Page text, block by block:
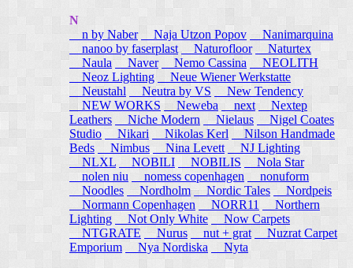
N
n by Naber
Naja Utzon Popov
Nanimarquina
nanoo by faserplast
Naturofloor
Naturtex
Naula
Naver Nemo Cassina
NEOLITH
Neoz Lighting
Neue Wiener Werkstatte
Neustahl
Neutra by VS
New Tendency
NEW WORKS
Neweba next
Nextep
Leathers
Niche Modern Nielaus
Nigel Coates
Studio
Nikari Nikolas Kerl
Nilson Handmade
Beds
Nimbus Nina Levett
NJ Lighting
NLXL
NOBILI NOBILIS
Nola Star
nolen niu
nomess copenhagen
nonuform
Noodles
Nordholm Nordic Tales
Nordpeis
Normann Copenhagen
NORR11
Northern
Lighting
Not Only White
Now Carpets
NTGRATE
Nurus nut + grat
Nuzrat Carpet
Emporium
Nya Nordiska Nyta